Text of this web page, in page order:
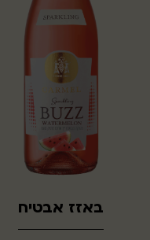
באזז אבטיח